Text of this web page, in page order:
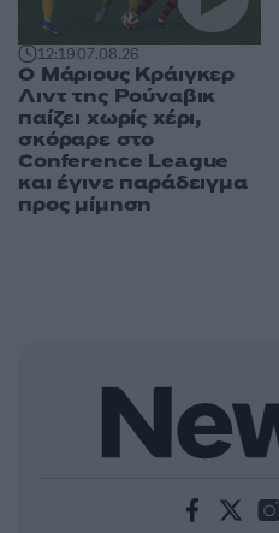
12:1907.08.26
Ο Μάριους Κράιγκερ
Λιντ της Ρούναβικ
παίζει χωρίς χέρι,
σκόραρε στο
Conference League
και έγινε παράδειγμα
προς μίμηση